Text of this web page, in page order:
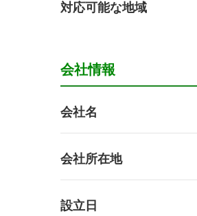
対応可能な地域
会社情報
会社名
会社所在地
設立日